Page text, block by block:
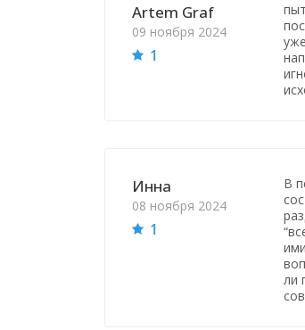
Artem Graf
09 ноября 2024
1
Инна
08 ноября 2024
1
В
ли